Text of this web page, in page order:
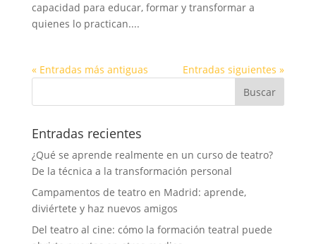
capacidad para educar, formar y transformar a
quienes lo practican....
« Entradas más antiguas Entradas siguientes »
Entradas recientes
¿Qué se aprende realmente en un curso de teatro?
De la técnica a la transformación personal
Campamentos de teatro en Madrid: aprende,
diviértete y haz nuevos amigos
Del teatro al cine: cómo la formación teatral puede